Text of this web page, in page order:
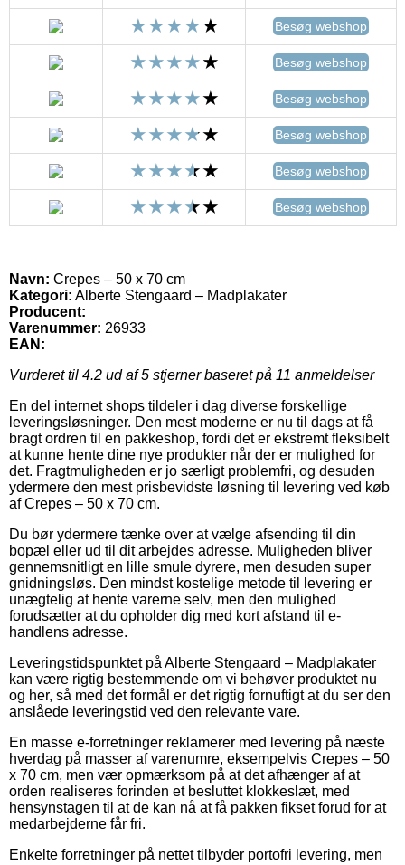
Besøg webshop
Besøg webshop
Besøg webshop
Besøg webshop
Besøg webshop
Besøg webshop
Navn: Crepes – 50 x 70 cm
Kategori: Alberte Stengaard – Madplakater
Producent:
Varenummer: 26933
EAN:
Vurderet til 4.2 ud af 5 stjerner baseret på 11 anmeldelser
En del internet shops tildeler i dag diverse forskellige
leveringsløsninger. Den mest moderne er nu til dags at få
bragt ordren til en pakkeshop, fordi det er ekstremt fleksibelt
at kunne hente dine nye produkter når der er mulighed for
det. Fragtmuligheden er jo særligt problemfri, og desuden
ydermere den mest prisbevidste løsning til levering ved køb
af Crepes – 50 x 70 cm.
Du bør ydermere tænke over at vælge afsending til din
bopæl eller ud til dit arbejdes adresse. Muligheden bliver
gennemsnitligt en lille smule dyrere, men desuden super
gnidningsløs. Den mindst kostelige metode til levering er
unægtelig at hente varerne selv, men den mulighed
forudsætter at du opholder dig med kort afstand til e-
handlens adresse.
Leveringstidspunktet på Alberte Stengaard – Madplakater
kan være rigtig bestemmende om vi behøver produktet nu
og her, så med det formål er det rigtig fornuftigt at du ser den
anslåede leveringstid ved den relevante vare.
En masse e-forretninger reklamerer med levering på næste
hverdag på masser af varenumre, eksempelvis Crepes – 50
x 70 cm, men vær opmærksom på at det afhænger af at
orden realiseres forinden et besluttet klokkeslæt, med
hensynstagen til at de kan nå at få pakken fikset forud for at
medarbejderne får fri.
Enkelte forretninger på nettet tilbyder portofri levering, men